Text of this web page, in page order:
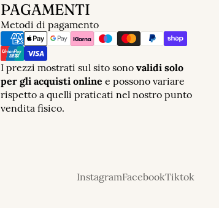
PAGAMENTI
Metodi di pagamento
I prezzi mostrati sul sito sono validi solo
per gli acquisti online e possono variare
rispetto a quelli praticati nel nostro punto
vendita fisico.
InstagramFacebookTiktok